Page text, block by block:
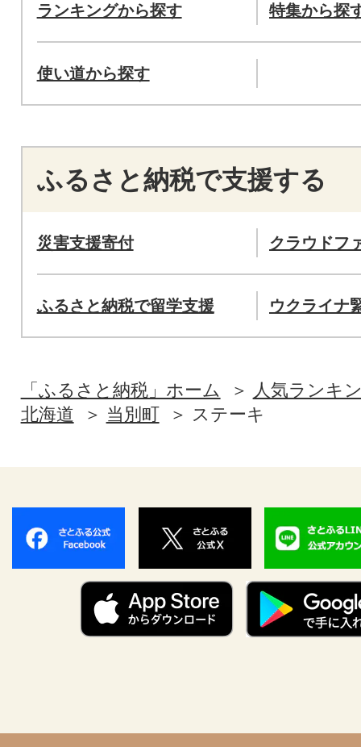
ランキングから探す 特集から探
使い道から探す
ふるさと納税で支援する
災害支援寄付 クラウドフ
ふるさと納税で留学支援 ウクライナ
「ふるさと納税」ホーム
人気ランキ
北海道
当別町 ステーキ